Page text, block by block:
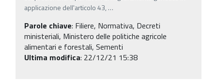
applicazione dell'articolo 43, …
Parole chiave: Filiere, Normativa, Decreti
ministeriali, Ministero delle politiche agricole
alimentari e forestali, Sementi
Ultima modifica: 22/12/21 15:38